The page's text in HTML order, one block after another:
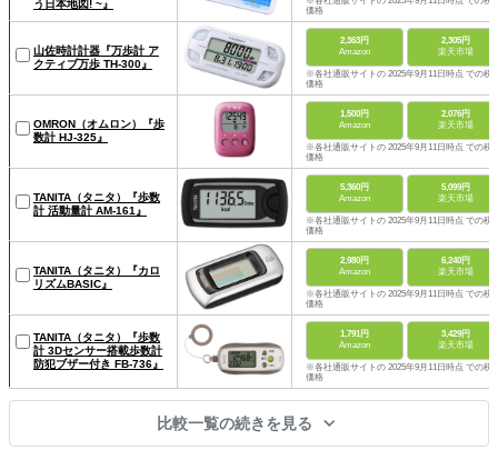
う日本地図! ~』
価格
山佐時計計器『万歩計 ア
クティブ万歩 TH-300』
2,363円
Amazon
2,305円
楽天市場
※各社通販サイトの 2025年9月11日時点 での税
価格
OMRON（オムロン）『歩
数計 HJ-325』
1,500円
Amazon
2,076円
楽天市場
※各社通販サイトの 2025年9月11日時点 での税
価格
TANITA（タニタ）『歩数
計 活動量計 AM-161』
5,360円
Amazon
5,099円
楽天市場
※各社通販サイトの 2025年9月11日時点 での税
価格
TANITA（タニタ）『カロ
リズムBASIC』
2,980円
Amazon
6,240円
楽天市場
※各社通販サイトの 2025年9月11日時点 での税
価格
TANITA（タニタ）『歩数
計 3Dセンサー搭載歩数計
防犯ブザー付き FB-736』
1,791円
Amazon
3,429円
楽天市場
※各社通販サイトの 2025年9月11日時点 での税
価格
比較一覧の続きを見る